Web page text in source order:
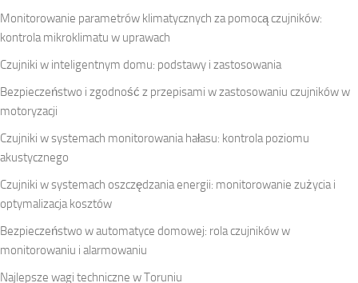
Monitorowanie parametrów klimatycznych za pomocą czujników:
kontrola mikroklimatu w uprawach
Czujniki w inteligentnym domu: podstawy i zastosowania
Bezpieczeństwo i zgodność z przepisami w zastosowaniu czujników w
motoryzacji
Czujniki w systemach monitorowania hałasu: kontrola poziomu
akustycznego
Czujniki w systemach oszczędzania energii: monitorowanie zużycia i
optymalizacja kosztów
Bezpieczeństwo w automatyce domowej: rola czujników w
monitorowaniu i alarmowaniu
Najlepsze wagi techniczne w Toruniu